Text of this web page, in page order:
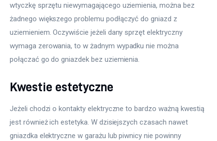
wtyczkę sprzętu niewymagającego uziemienia, można bez
żadnego większego problemu podłączyć do gniazd z
uziemieniem. Oczywiście jeżeli dany sprzęt elektryczny
wymaga zerowania, to w żadnym wypadku nie można
połączać go do gniazdek bez uziemienia.
Kwestie estetyczne
Jeżeli chodzi o kontakty elektryczne to bardzo ważną kwestią
jest również ich estetyka. W dzisiejszych czasach nawet
gniazdka elektryczne w garażu lub piwnicy nie powinny